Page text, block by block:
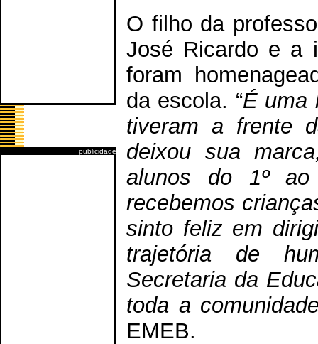
publicidade
O filho da
José Ricardo e a
foram
da escola. “É uma
tiveram a frente
deixou sua
alunos do 1º
recebemos
sinto feliz em
trajetória de
Secretaria da
toda a
EMEB.